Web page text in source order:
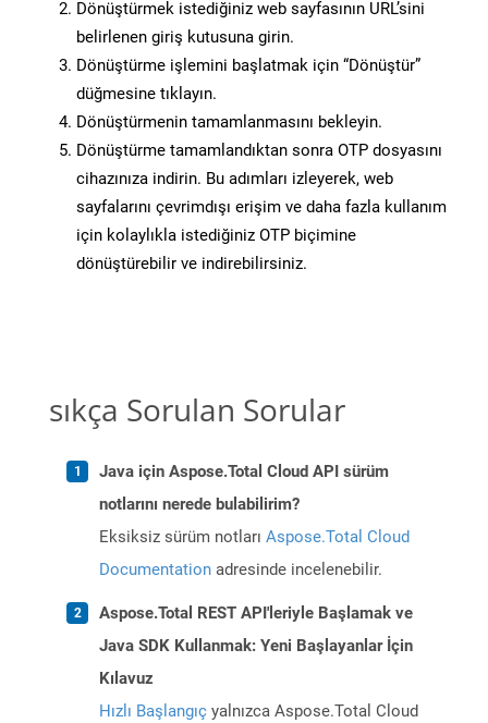
Dönüştürmek istediğiniz web sayfasının URL’sini
belirlenen giriş kutusuna girin.
Dönüştürme işlemini başlatmak için “Dönüştür”
düğmesine tıklayın.
Dönüştürmenin tamamlanmasını bekleyin.
Dönüştürme tamamlandıktan sonra OTP dosyasını
cihazınıza indirin. Bu adımları izleyerek, web
sayfalarını çevrimdışı erişim ve daha fazla kullanım
için kolaylıkla istediğiniz OTP biçimine
dönüştürebilir ve indirebilirsiniz.
sıkça Sorulan Sorular
Java için Aspose.Total Cloud API sürüm
notlarını nerede bulabilirim?
Eksiksiz sürüm notları Aspose.Total Cloud
Documentation adresinde incelenebilir.
Aspose.Total REST API'leriyle Başlamak ve
Java SDK Kullanmak: Yeni Başlayanlar İçin
Kılavuz
Hızlı Başlangıç yalnızca Aspose.Total Cloud